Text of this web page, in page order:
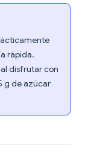
rápida.
disfrutar con
g de azúcar